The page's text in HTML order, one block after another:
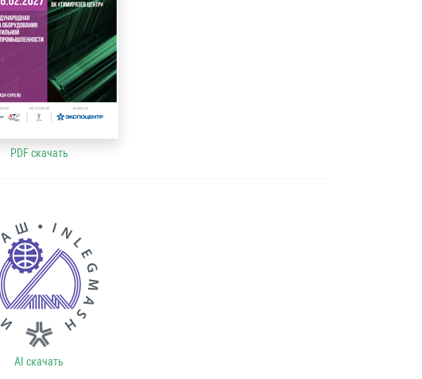
PDF скачать
AI скачать